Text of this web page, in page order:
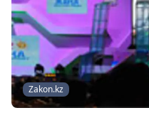
Zakon.kz